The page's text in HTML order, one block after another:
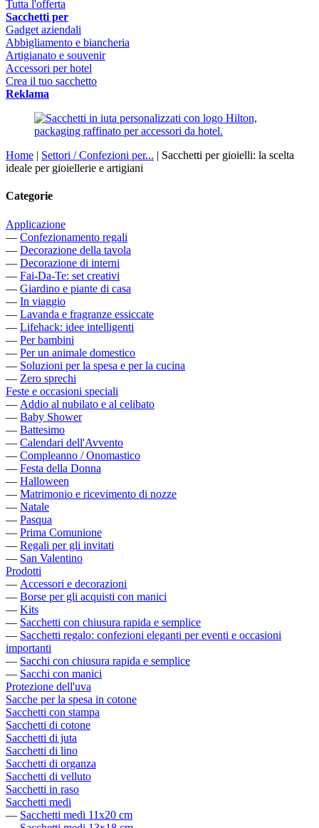
Tutta l'offerta
Sacchetti per
Gadget aziendali
Abbigliamento e biancheria
Artigianato e souvenir
Accessori per hotel
Crea il tuo sacchetto
Reklama
Home | Settori / Confezioni per... | Sacchetti per gioielli: la scelta
ideale per gioiellerie e artigiani
Categorie
Applicazione
— Confezionamento regali
— Decorazione della tavola
— Decorazione di interni
— Fai-Da-Te: set creativi
— Giardino e piante di casa
— In viaggio
— Lavanda e fragranze essiccate
— Lifehack: idee intelligenti
— Per bambini
— Per un animale domestico
— Soluzioni per la spesa e per la cucina
— Zero sprechi
Feste e occasioni speciali
— Addio al nubilato e al celibato
— Baby Shower
— Battesimo
— Calendari dell'Avvento
— Compleanno / Onomastico
— Festa della Donna
— Halloween
— Matrimonio e ricevimento di nozze
— Natale
— Pasqua
— Prima Comunione
— Regali per gli invitati
— San Valentino
Prodotti
— Accessori e decorazioni
— Borse per gli acquisti con manici
— Kits
— Sacchetti con chiusura rapida e semplice
— Sacchetti regalo: confezioni eleganti per eventi e occasioni
importanti
— Sacchi con chiusura rapida e semplice
— Sacchi con manici
Protezione dell'uva
Sacche per la spesa in cotone
Sacchetti con stampa
Sacchetti di cotone
Sacchetti di juta
Sacchetti di lino
Sacchetti di organza
Sacchetti di velluto
Sacchetti in raso
Sacchetti medi
— Sacchetti medi 11x20 cm